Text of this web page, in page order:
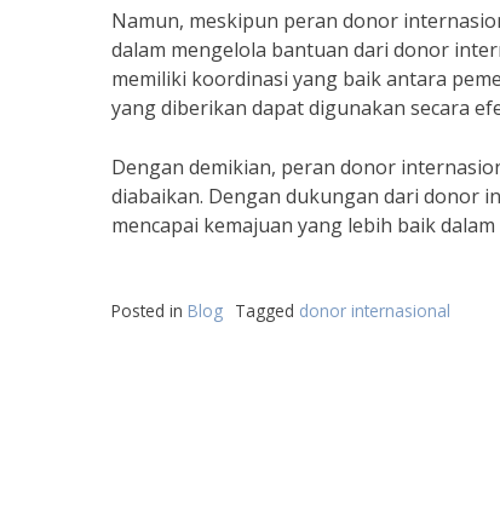
Namun, meskipun peran donor
dalam mengelola bantuan dari donor
memiliki koordinasi yang baik antara
yang diberikan dapat digunakan secara
Dengan demikian, peran donor
diabaikan. Dengan dukungan dari donor
mencapai kemajuan yang lebih baik
Posted in Blog Tagged donor internasional